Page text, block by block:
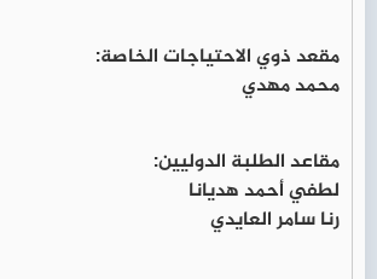
مقعد ذوي الاحتياجات الخاصة:
محمد مهدي
مقاعد الطلبة الدوليين:
لطفي أحمد هديانا
رنا سامر العايدي